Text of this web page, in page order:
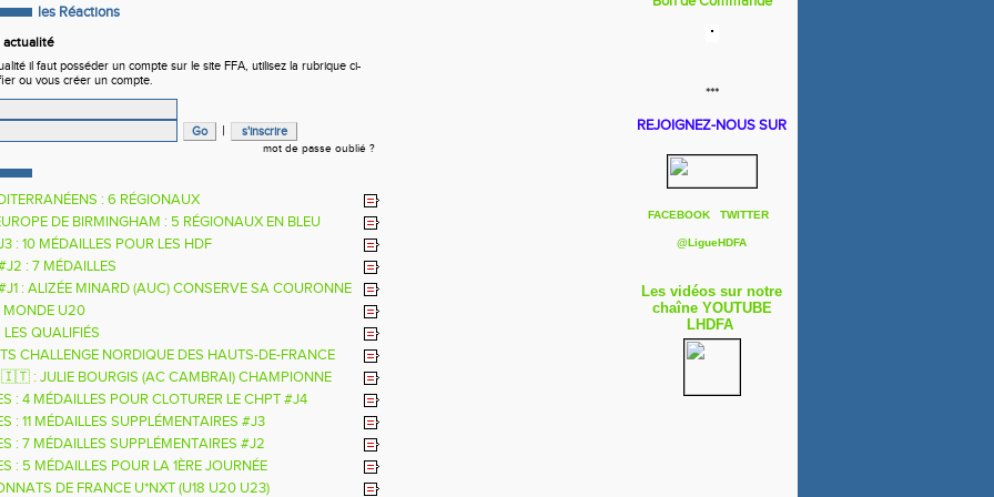
les Réactions
actualité
il faut posséder un compte sur le site FFA, utilisez la rubrique ci-
ou vous créer un compte.
|
mot de passe oublié ?
: 6 RÉGIONAUX
DE BIRMINGHAM : 5 RÉGIONAUX EN BLEU
: 10 MÉDAILLES POUR LES HDF
: 7 MÉDAILLES
: ALIZÉE MINARD (AUC) CONSERVE SA COURONNE
MONDE U20
LES QUALIFIÉS
CHALLENGE NORDIQUE DES HAUTS-DE-FRANCE
: JULIE BOURGIS (AC CAMBRAI) CHAMPIONNE
U18 DE LA PERCHE
: 4 MÉDAILLES POUR CLOTURER LE CHPT #J4
: 11 MÉDAILLES SUPPLÉMENTAIRES #J3
: 7 MÉDAILLES SUPPLÉMENTAIRES #J2
: 5 MÉDAILLES POUR LA 1ÈRE JOURNÉE
DE FRANCE U*NXT (U18 U20 U23)
***
REJOIGNEZ-NOUS SUR
FACEBOOK TWITTER
@LigueHDFA
Les vidéos sur notre
chaîne YOUTUBE
LHDFA